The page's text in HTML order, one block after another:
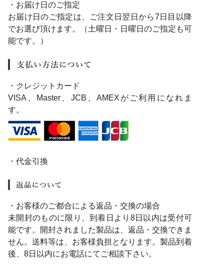
・お届け日のご指定
お届け日のご指定は、ご注文日翌日から7日目以降
でお選び頂けます。（土曜日・日曜日のご指定も可
能です。）
・クレジットカード
VISA、Master、JCB、AMEXがご利用になれま
す。
・代金引換
・お客様のご都合による返品・交換の場合
未開封のものに限り、到着日より8日以内は受付可
能です。開封されました製品は、返品・交換できま
せん。送料等は、お客様負担となります。製品到着
後、8日以内にお電話にてご相談下さい。